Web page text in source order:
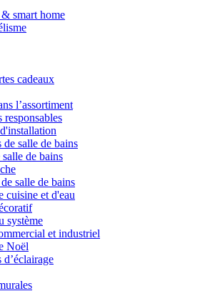
smart home
cadeaux
l’assortiment
responsables
de salle de bains
de bains
salle de bains
cuisine et d'eau
système
et industriel
Noël
d’éclairage